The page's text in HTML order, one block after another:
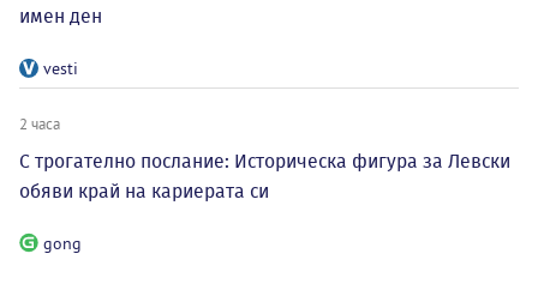
имен ден
vesti
2 часа
С трогателно послание: Историческа фигура за Левски
обяви край на кариерата си
gong